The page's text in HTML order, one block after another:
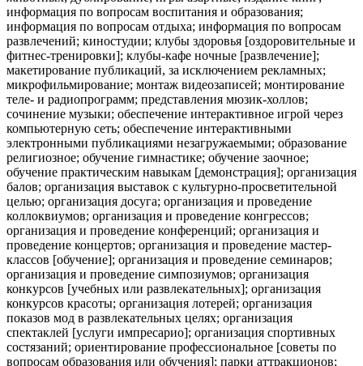
информация по вопросам воспитания и образования;
информация по вопросам отдыха; информация по вопросам
развлечений; киностудии; клубы здоровья [оздоровительные и
фитнес-тренировки]; клубы-кафе ночные [развлечение];
макетирование публикаций, за исключением рекламных;
микрофильмирование; монтаж видеозаписей; монтирование
теле- и радиопрограмм; представления мюзик-холлов;
сочинение музыки; обеспечение интерактивное игрой через
компьютерную сеть; обеспечение интерактивными
электронными публикациями незагружаемыми; образование
религиозное; обучение гимнастике; обучение заочное;
обучение практическим навыкам [демонстрация]; организация
балов; организация выставок с культурно-просветительной
целью; организация досуга; организация и проведение
коллоквиумов; организация и проведение конгрессов;
организация и проведение конференций; организация и
проведение концертов; организация и проведение мастер-
классов [обучение]; организация и проведение семинаров;
организация и проведение симпозиумов; организация
конкурсов [учебных или развлекательных]; организация
конкурсов красоты; организация лотерей; организация
показов мод в развлекательных целях; организация
спектаклей [услуги импресарио]; организация спортивных
состязаний; ориентирование профессиональное [советы по
вопросам образования или обучения]; парки аттракционов;